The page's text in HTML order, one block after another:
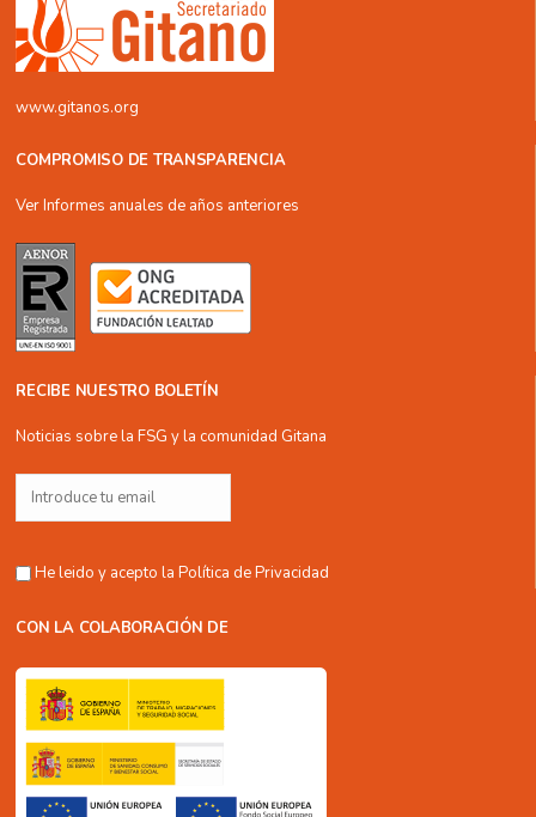
www.gitanos.org
COMPROMISO DE TRANSPARENCIA
Ver Informes anuales de años anteriores
RECIBE NUESTRO BOLETÍN
Noticias sobre la FSG y la comunidad Gitana
He leido y acepto laPolítica de Privacidad
CON LA COLABORACIÓN DE